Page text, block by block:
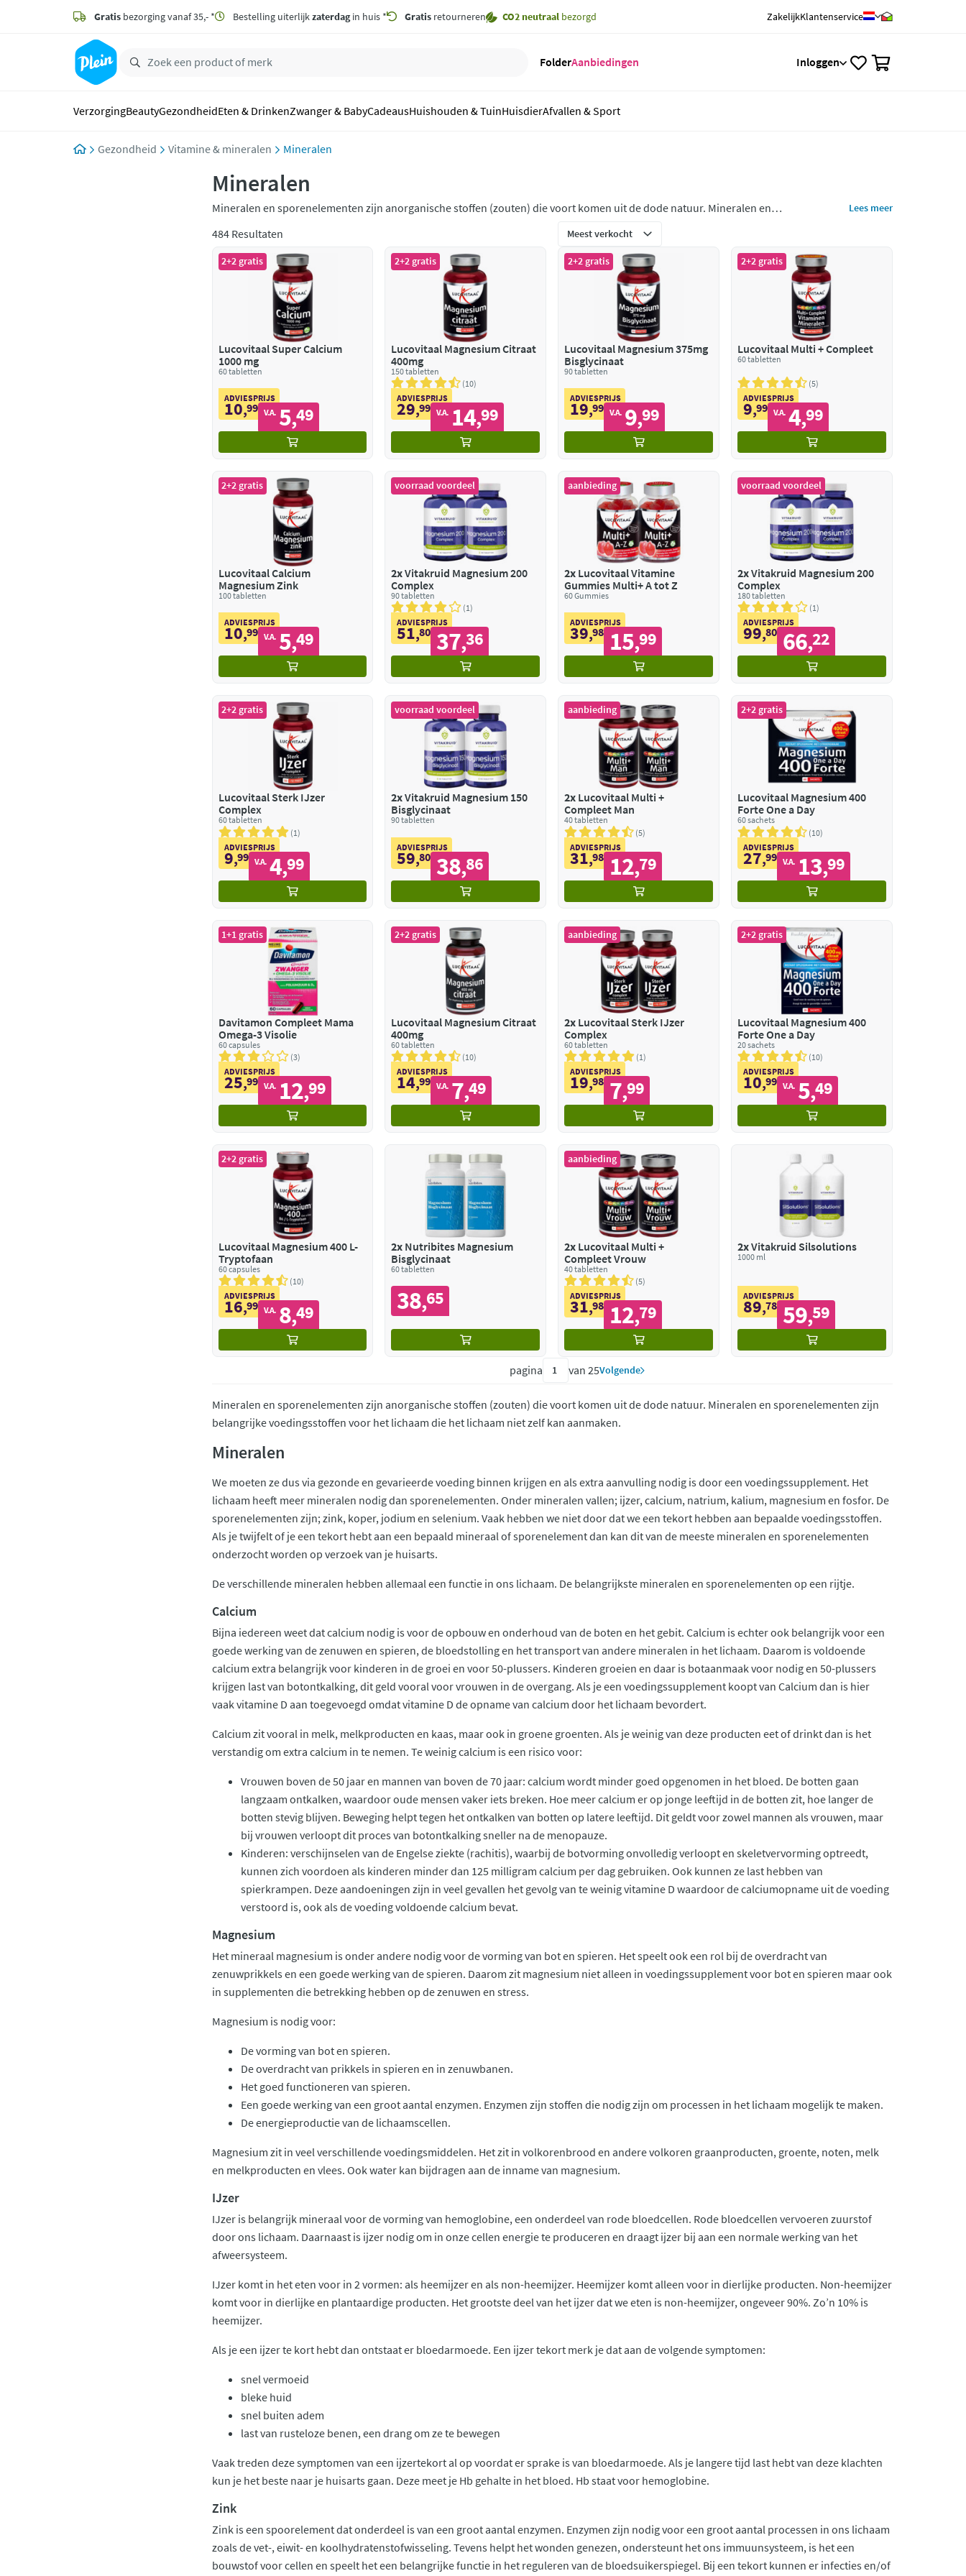
zoeken
hoofdinhoud
Gratis bezorging vanaf 35,- * Bestelling uiterlijkzaterdagin huis * Gratis retourneren CO2 neutraal bezorgd ZakelijkKlantenservice
FolderAanbiedingen Inloggen
VerzorgingBeautyGezondheidEten & DrinkenZwanger & BabyCadeausHuishouden & TuinHuisdierAfvallen & Sport
Gezondheid Vitamine & mineralen Mineralen
Mineralen
Mineralen en sporenelementen zijn anorganische stoffen (zouten) die voort komen uit de dode natuur. Mineralen en
Lees meer
484 Resultaten
2+2 gratis
Lucovitaal Super Calcium
1000 mg
60 tabletten
ADVIESPRIJS
10,99 V.A. 5,49
2+2 gratis
Lucovitaal Magnesium Citraat
400mg
150 tabletten
10
ADVIESPRIJS
29,99 V.A. 14,99
2+2 gratis
Lucovitaal Magnesium 375mg
Bisglycinaat
90 tabletten
ADVIESPRIJS
19,99 V.A. 9,99
2+2 gratis
Lucovitaal Multi + Compleet
60 tabletten
5
ADVIESPRIJS
9,99 V.A. 4,99
2+2 gratis
Lucovitaal Calcium
Magnesium Zink
100 tabletten
ADVIESPRIJS
10,99 V.A. 5,49
voorraad voordeel
2xVitakruid Magnesium 200
Complex
90 tabletten
1
ADVIESPRIJS
51,80 37,36
aanbieding
2x Lucovitaal Vitamine
Gummies Multi+ A tot Z
60 Gummies
ADVIESPRIJS
39,98 15,99
voorraad voordeel
2xVitakruid Magnesium 200
Complex
180 tabletten
1
ADVIESPRIJS
99,80 66,22
2+2 gratis
Lucovitaal Sterk IJzer
Complex
60 tabletten
1
ADVIESPRIJS
9,99 V.A. 4,99
voorraad voordeel
2xVitakruid Magnesium 150
Bisglycinaat
90 tabletten
ADVIESPRIJS
59,80 38,86
aanbieding
2x Lucovitaal Multi +
Compleet Man
40 tabletten
5
ADVIESPRIJS
31,98 12,79
2+2 gratis
Lucovitaal Magnesium 400
Forte One a Day
60 sachets
10
ADVIESPRIJS
27,99 V.A. 13,99
1+1 gratis
Davitamon Compleet Mama
Omega-3 Visolie
60 capsules
3
ADVIESPRIJS
25,99 V.A. 12,99
2+2 gratis
Lucovitaal Magnesium Citraat
400mg
60 tabletten
10
ADVIESPRIJS
14,99 V.A. 7,49
aanbieding
2x Lucovitaal Sterk IJzer
Complex
60 tabletten
1
ADVIESPRIJS
19,98 7,99
2+2 gratis
Lucovitaal Magnesium 400
Forte One a Day
20 sachets
10
ADVIESPRIJS
10,99 V.A. 5,49
2+2 gratis
Lucovitaal Magnesium 400 L-
Tryptofaan
60 capsules
10
ADVIESPRIJS
16,99 V.A. 8,49
2x Nutribites Magnesium
Bisglycinaat
60 tabletten
38,65
aanbieding
2x Lucovitaal Multi +
Compleet Vrouw
40 tabletten
5
ADVIESPRIJS
31,98 12,79
2xVitakruid Silsolutions
1000 ml
ADVIESPRIJS
89,78 59,59
pagina van 25Volgende
Mineralen en sporenelementen zijn anorganische stoffen (zouten) die voort komen uit de dode natuur. Mineralen en sporenelementen zijn
belangrijke voedingsstoffen voor het lichaam die het lichaam niet zelf kan aanmaken.
Mineralen
We moeten ze dus via gezonde en gevarieerde voeding binnen krijgen en als extra aanvulling nodig is door een voedingssupplement. Het
lichaam heeft meer mineralen nodig dan sporenelementen. Onder mineralen vallen; ijzer, calcium, natrium, kalium, magnesium en fosfor. De
sporenelementen zijn; zink, koper, jodium en selenium. Vaak hebben we niet door dat we een tekort hebben aan bepaalde voedingsstoffen.
Als je twijfelt of je een tekort hebt aan een bepaald mineraal of sporenelement dan kan dit van de meeste mineralen en sporenelementen
onderzocht worden op verzoek van je huisarts.
De verschillende mineralen hebben allemaal een functie in ons lichaam. De belangrijkste mineralen en sporenelementen op een rijtje.
Calcium
Bijna iedereen weet dat calcium nodig is voor de opbouw en onderhoud van de boten en het gebit. Calcium is echter ook belangrijk voor een
goede werking van de zenuwen en spieren, de bloedstolling en het transport van andere mineralen in het lichaam. Daarom is voldoende
calcium extra belangrijk voor kinderen in de groei en voor 50-plussers. Kinderen groeien en daar is botaanmaak voor nodig en 50-plussers
krijgen last van botontkalking, dit geld vooral voor vrouwen in de overgang. Als je een voedingssupplement koopt van Calcium dan is hier
vaak vitamine D aan toegevoegd omdat vitamine D de opname van calcium door het lichaam bevordert.
Calcium zit vooral in melk, melkproducten en kaas, maar ook in groene groenten. Als je weinig van deze producten eet of drinkt dan is het
verstandig om extra calcium in te nemen. Te weinig calcium is een risico voor:
Vrouwen boven de 50 jaar en mannen van boven de 70 jaar: calcium wordt minder goed opgenomen in het bloed. De botten gaan
langzaam ontkalken, waardoor oude mensen vaker iets breken. Hoe meer calcium er op jonge leeftijd in de botten zit, hoe langer de
botten stevig blijven. Beweging helpt tegen het ontkalken van botten op latere leeftijd. Dit geldt voor zowel mannen als vrouwen, maar
bij vrouwen verloopt dit proces van botontkalking sneller na de menopauze.
Kinderen: verschijnselen van de Engelse ziekte (rachitis), waarbij de botvorming onvolledig verloopt en skeletvervorming optreedt,
kunnen zich voordoen als kinderen minder dan 125 milligram calcium per dag gebruiken. Ook kunnen ze last hebben van
spierkrampen. Deze aandoeningen zijn in veel gevallen het gevolg van te weinig vitamine D waardoor de calciumopname uit de voeding
verstoord is, ook als de voeding voldoende calcium bevat.
Magnesium
Het mineraal magnesium is onder andere nodig voor de vorming van bot en spieren. Het speelt ook een rol bij de overdracht van
zenuwprikkels en een goede werking van de spieren. Daarom zit magnesium niet alleen in voedingssupplement voor bot en spieren maar ook
in supplementen die betrekking hebben op de zenuwen en stress.
Magnesium is nodig voor:
De vorming van bot en spieren.
De overdracht van prikkels in spieren en in zenuwbanen.
Het goed functioneren van spieren.
Een goede werking van een groot aantal enzymen. Enzymen zijn stoffen die nodig zijn om processen in het lichaam mogelijk te maken.
De energieproductie van de lichaamscellen.
Magnesium zit in veel verschillende voedingsmiddelen. Het zit in volkorenbrood en andere volkoren graanproducten, groente, noten, melk
en melkproducten en vlees. Ook water kan bijdragen aan de inname van magnesium.
IJzer
IJzer is belangrijk mineraal voor de vorming van hemoglobine, een onderdeel van rode bloedcellen. Rode bloedcellen vervoeren zuurstof
door ons lichaam. Daarnaast is ijzer nodig om in onze cellen energie te produceren en draagt ijzer bij aan een normale werking van het
afweersysteem.
IJzer komt in het eten voor in 2 vormen: als heemijzer en als non-heemijzer. Heemijzer komt alleen voor in dierlijke producten. Non-heemijzer
komt voor in dierlijke en plantaardige producten. Het grootste deel van het ijzer dat we eten is non-heemijzer, ongeveer 90%. Zo’n 10% is
heemijzer.
Als je een ijzer te kort hebt dan ontstaat er bloedarmoede. Een ijzer tekort merk je dat aan de volgende symptomen:
snel vermoeid
bleke huid
snel buiten adem
last van rusteloze benen, een drang om ze te bewegen
Vaak treden deze symptomen van een ijzertekort al op voordat er sprake is van bloedarmoede. Als je langere tijd last hebt van deze klachten
kun je het beste naar je huisarts gaan. Deze meet je Hb gehalte in het bloed. Hb staat voor hemoglobine.
Zink
Zink is een spoorelement dat onderdeel is van een groot aantal enzymen. Enzymen zijn nodig voor een groot aantal processen in ons lichaam
zoals de vet-, eiwit- en koolhydratenstofwisseling. Tevens helpt het wonden genezen, ondersteunt het ons immuunsysteem, is het een
bouwstof voor cellen en speelt het een belangrijke functie in het reguleren van de bloedsuikerspiegel. Bij een tekort kunnen er infecties en/of